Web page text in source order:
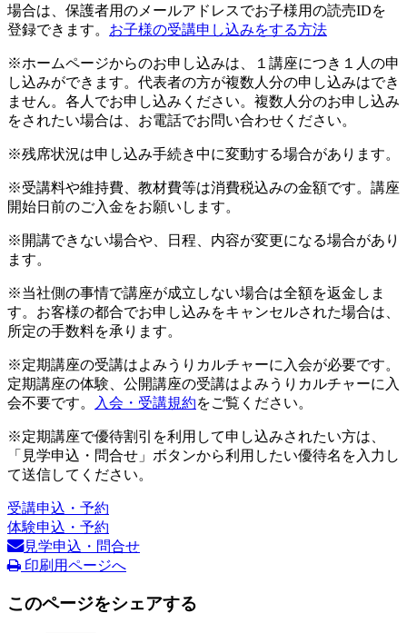
場合は、保護者用のメールアドレスでお子様用の読売IDを
登録できます。 お子様の受講申し込みをする方法
※ホームページからのお申し込みは、１講座につき１人の申
し込みができます。代表者の方が複数人分の申し込みはでき
ません。各人でお申し込みください。複数人分のお申し込み
をされたい場合は、お電話でお問い合わせください。
※残席状況は申し込み手続き中に変動する場合があります。
※受講料や維持費、教材費等は消費税込みの金額です。講座
開始日前のご入金をお願いします。
※開講できない場合や、日程、内容が変更になる場合があり
ます。
※当社側の事情で講座が成立しない場合は全額を返金しま
す。お客様の都合でお申し込みをキャンセルされた場合は、
所定の手数料を承ります。
※定期講座の受講はよみうりカルチャーに入会が必要です。
定期講座の体験、公開講座の受講はよみうりカルチャーに入
会不要です。
入会・受講規約をご覧ください。
※定期講座で優待割引を利用して申し込みされたい方は、
「見学申込・問合せ」ボタンから利用したい優待名を入力し
て送信してください。
受講申込・予約
体験申込・予約
見学申込・問合せ
印刷用ページへ
このページをシェアする